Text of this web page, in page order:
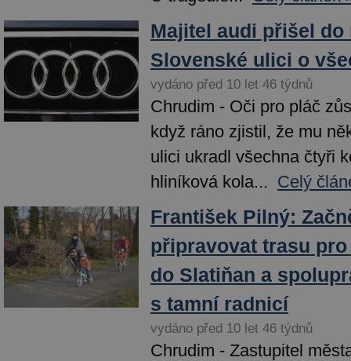
Majitel audi přišel do
Slovenské ulici o
vydáno před 10 let 46 týdnů
Chrudim - Oči pro pláč
když ráno zjistil, že mu
ulici ukradl všechna čtyři
hliníková kola... Celý
František Pilný:
připravovat trasu
do Slatiňan a
s tamní radnicí
vydáno před 10 let 46 týdnů
Chrudim - Zastupitel